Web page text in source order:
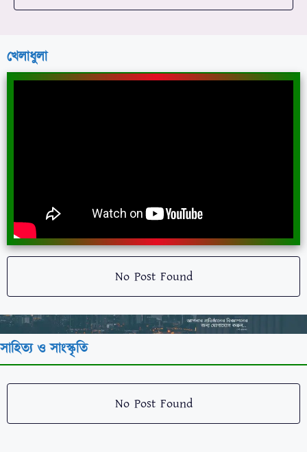
খেলাধুলা
No Post Found
সাহিত্য ও সাংস্কৃতি
No Post Found